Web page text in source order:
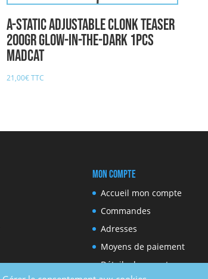
A-STATIC ADJUSTABLE CLONK TEASER
200gr GLOW-IN-THE-DARK 1pcs
MADCAT
21,00€ TTC
Mon compte
Accueil mon compte
Commandes
Adresses
Moyens de paiement
Détails du compte